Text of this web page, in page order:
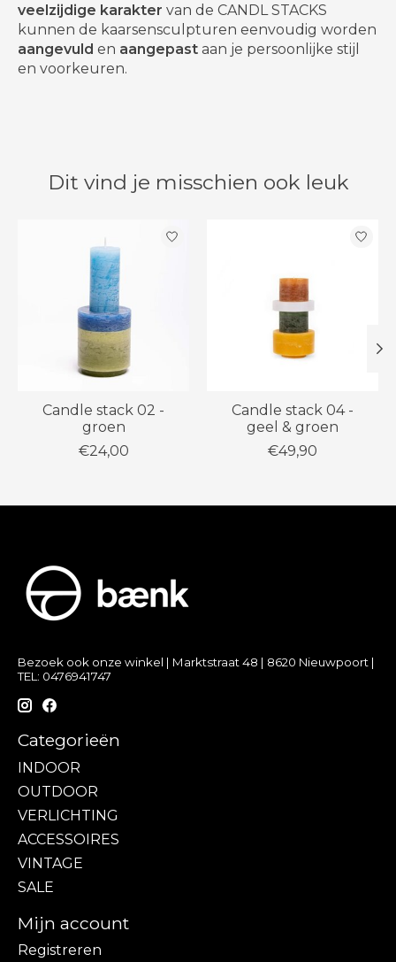
veelzijdige karakter van de CANDL STACKS
kunnen de kaarsensculpturen eenvoudig worden
aangevuld en aangepast aan je persoonlijke stijl
en voorkeuren.
Dit vind je misschien ook leuk
Items van productcarrousel
Candle stack 02 -
groen
€24,00
Candle stack 04 -
geel & groen
€49,90
Bezoek ook onze winkel | Marktstraat 48 | 8620 Nieuwpoort |
TEL: 0476941747
Categorieën
INDOOR
OUTDOOR
VERLICHTING
ACCESSOIRES
VINTAGE
SALE
Mijn account
Registreren